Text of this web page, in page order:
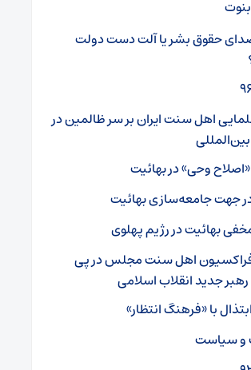
صدای حقوق بشر یا آلت دست دولت
اهل سنت ایران بر سر ظالمین در
وحی» در بهائیت
جهت جامعه‌سازی بهائیت
بهائیت در رژیم پهلوی
فراکسیون اهل سنت مجلس در پی
جدید انقلاب اسلامی
با «فرهنگ انتظار»
و سیاست